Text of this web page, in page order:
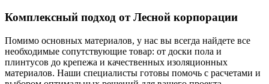
Комплексный подход от Лесной корпорации
Помимо основных материалов, у нас вы всегда найдете все
необходимые сопутствующие товар: от доски пола и
плинтусов до крепежа и качественных изоляционных
материалов. Наши специалисты готовы помочь с расчетами и